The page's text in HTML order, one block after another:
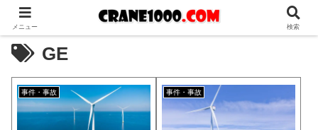
GE
事件・事故 事件・事故
メニュー 検索